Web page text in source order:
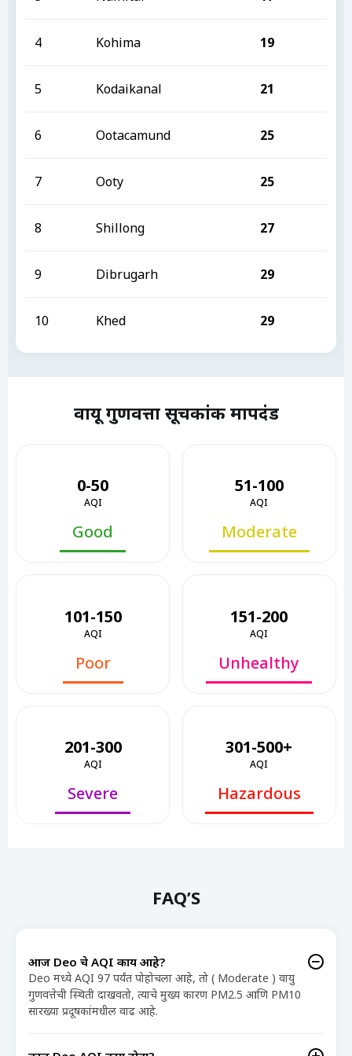
4 Kohima 19
5 Kodaikanal 21
6 Ootacamund 25
7 Ooty 25
8 Shillong 27
9 Dibrugarh 29
10 Khed 29
वायू गुणवत्ता सूचकांक मापदंड
0-50
AQI
Good
51-100
AQI
Moderate
101-150
AQI
Poor
151-200
AQI
Unhealthy
201-300
AQI
Severe
301-500+
AQI
Hazardous
FAQ’S
आज Deo चे AQI काय आहे?
Deo मध्ये AQI 97 पर्यंत पोहोचला आहे, तो ( Moderate ) वायु
गुणवत्तेची स्थिती दाखवतो, त्याचे मुख्य कारण PM2.5 आणि PM10
सारख्या प्रदूषकांमधील वाढ आहे.